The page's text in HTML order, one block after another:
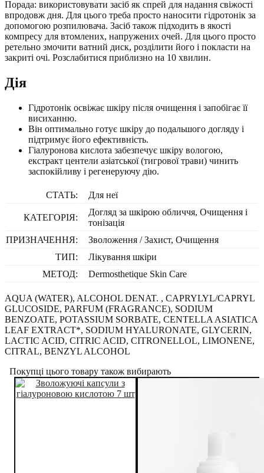
Порада: використовувати засіб як спрей для надання свіжості
впродовж дня. Для цього треба просто наносити гідротонік за
допомогою розпилювача. Засіб також підходить в якості
компресу для втомлених, напружених очей. Для цього просто
ретельно змочити ватний диск, розділити його і покласти на
закриті очі. Розслабитися приблизно на 10 хвилин.
Дія
Гідротонік освіжає шкіру після очищення і запобігає її
висиханню.
Він оптимально готує шкіру до подальшого догляду і
підтримує його ефективність.
Гіалуронова кислота забезпечує шкіру вологою,
екстракт центели азіатської (тигрової трави) чинить
заспокійливу і регенеруючу дію.
СТАТЬ: Для неї
КАТЕГОРІЯ:
Догляд за шкірою обличчя, Очищення і
тонізація
ПРИЗНАЧЕННЯ:
Зволоження / Захист, Очищення
ТИП:
Лікування шкіри
МЕТОД:
Dermosthetique Skin Care
AQUA (WATER), ALCOHOL DENAT. , CAPRYLYL/CAPRYL
GLUCOSIDE, PARFUM (FRAGRANCE), SODIUM
BENZOATE, POTASSIUM SORBATE, CENTELLA ASIATICA
LEAF EXTRACT*, SODIUM HYALURONATE, GLYCERIN,
LACTIC ACID, CITRIC ACID, CITRONELLOL, LIMONENE,
CITRAL, BENZYL ALCOHOL
Покупці цього товару також вибирають